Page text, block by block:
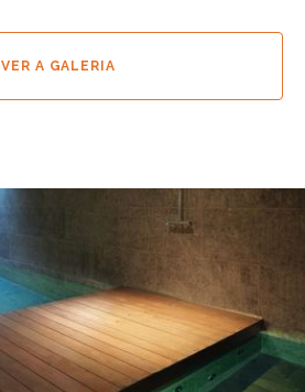
VER A GALERIA